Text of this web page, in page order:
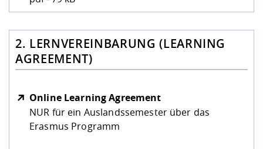
2. LERNVEREINBARUNG (LEARNING
AGREEMENT)
Online Learning Agreement
NUR für ein Auslandssemester über das
Erasmus Programm